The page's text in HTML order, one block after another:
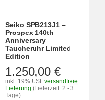
Seiko SPB213J1 –
Prospex 140th
Anniversary
Taucheruhr Limited
Edition
1.250,00 €
inkl. 19% USt. versandfreie
Lieferung (Lieferzeit: 2 - 3
Tage)